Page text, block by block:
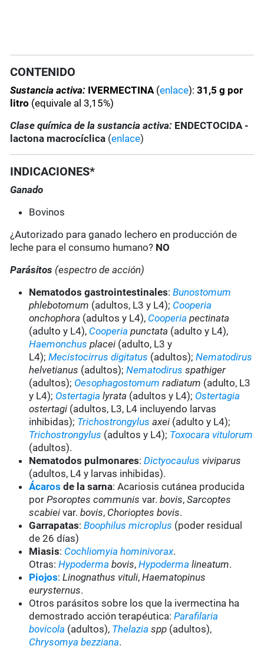
CONTENIDO
Sustancia activa: IVERMECTINA (enlace): 31,5g por
litro (equivale al 3,15%)
Clase química de la sustancia activa: ENDECTOCIDA -
lactona macrocíclica (enlace)
INDICACIONES*
Ganado
Bovinos
¿Autorizado para ganado lechero en producción de
leche para el consumo humano? NO
Parásitos (espectro de acción)
Nematodos gastrointestinales:Bunostomum
phlebotomum (adultos, L3 y L4); Cooperia
onchophora (adultos y L4), Cooperia pectinata
(adulto y L4), Cooperia punctata (adulto y L4),
Haemonchus placei (adulto, L3 y
L4);Mecistocirrus digitatus (adultos);Nematodirus
helvetianus (adultos); Nematodirus spathiger
(adultos); Oesophagostomum radiatum (adulto, L3
y L4); Ostertagia lyrata (adultos y L4); Ostertagia
ostertagi (adultos, L3, L4 incluyendo larvas
inhibidas); Trichostrongylus axei (adulto y L4);
Trichostrongylus (adultos y L4); Toxocara vitulorum
(adultos).
Nematodos pulmonares:Dictyocaulus viviparus
(adultos, L4 y larvas inhibidas).
Ácaros de la sarna: Acariosis cutánea producida
porPsoroptes communis var.bovis,Sarcoptes
scabiei var.bovis, Chorioptes bovis.
Garrapatas:Boophilus microplus (poder residual
de 26 días)
Miasis: Cochliomyia hominivorax.
Otras:Hypoderma bovis,Hypoderma lineatum.
Piojos:Linognathus vituli, Haematopinus
eurysternus.
Otros parásitos sobre los que la ivermectina ha
demostrado acción terapéutica:Parafilaria
bovicola (adultos), Thelazia spp (adultos),
Chrysomya bezziana.